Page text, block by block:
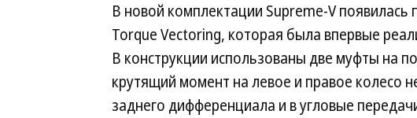
В новой комплектации Supreme-V
Torque Vectoring, которая была впервые
В конструкции использованы две муфты на
крутящий момент на левое и правое колесо
заднего дифференциала и в угловые